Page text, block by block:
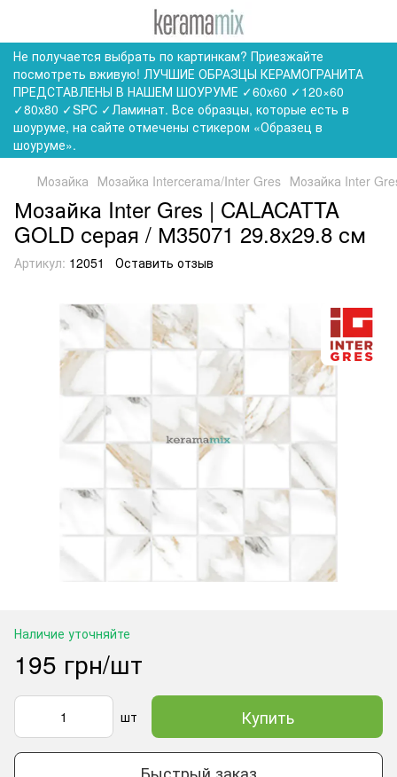
Не получается выбрать по картинкам? Приезжайте
посмотреть вживую! ЛУЧШИЕ ОБРАЗЦЫ КЕРАМОГРАНИТА
ПРЕДСТАВЛЕНЫ В НАШЕМ ШОУРУМЕ ✓60x60 ✓120×60
✓80x80 ✓SPC ✓Ламинат. Все образцы, которые есть в
шоуруме, на сайте отмечены стикером «Образец в
шоуруме».
Мозайка Мозайка Intercerama/Inter Gres Мозайка Inter
Мозайка Inter Gres | CALACATTA
GOLD серая / М35071 29.8x29.8 см
Артикул: 12051 Оставить отзыв
Наличие уточняйте
195 грн/шт
шт Купить